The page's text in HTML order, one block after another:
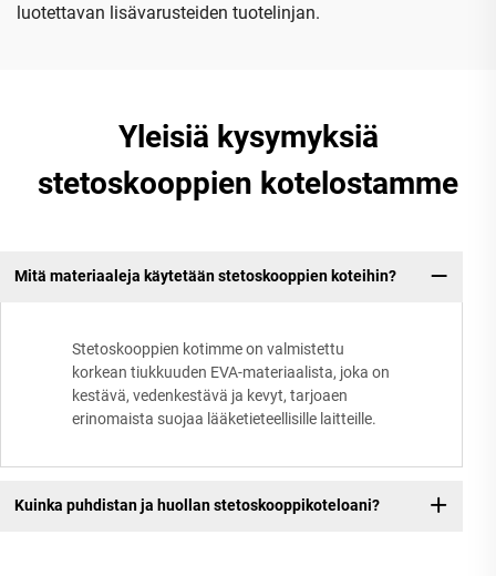
luotettavan lisävarusteiden tuotelinjan.
Yleisiä kysymyksiä
stetoskooppien kotelostamme
Mitä materiaaleja käytetään stetoskooppien koteihin?
Stetoskooppien kotimme on valmistettu
korkean tiukkuuden EVA-materiaalista, joka on
kestävä, vedenkestävä ja kevyt, tarjoaen
erinomaista suojaa lääketieteellisille laitteille.
Kuinka puhdistan ja huollan stetoskooppikoteloani?